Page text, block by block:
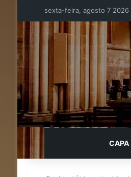
sexta-feira, agosto 7 2026
CAPA